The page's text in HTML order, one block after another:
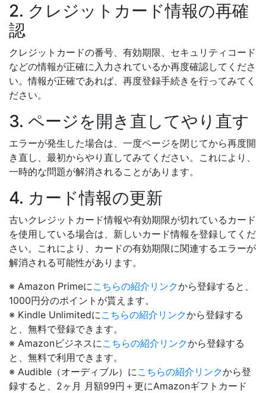
2. クレジットカード情報の再確
認
クレジットカードの番号、有効期限、セキュリティコード
などの情報が正確に入力されているか再度確認してくださ
い。情報が正確であれば、再度登録手続きを行ってみてく
ださい。
3. ページを開き直してやり直す
エラーが発生した場合は、一度ページを閉じてから再度開
き直し、最初からやり直してみてください。これにより、
一時的な問題が解消されることがあります。
4. カード情報の更新
古いクレジットカード情報や有効期限が切れているカード
を使用している場合は、新しいカード情報を登録してくだ
さい。これにより、カードの有効期限に関連するエラーが
解消される可能性があります。
※ Amazon Primeにこちらの紹介リンクから登録すると、
1000円分のポイントが貰えます。
※ Kindle Unlimitedにこちらの紹介リンクから登録する
と、無料で登録できます。
※ Amazonビジネスにこちらの紹介リンクから登録する
と、無料で利用できます。
※ Audible（オーディブル）にこちらの紹介リンクから登
録すると、2ヶ月 月額99円＋更にAmazonギフトカード